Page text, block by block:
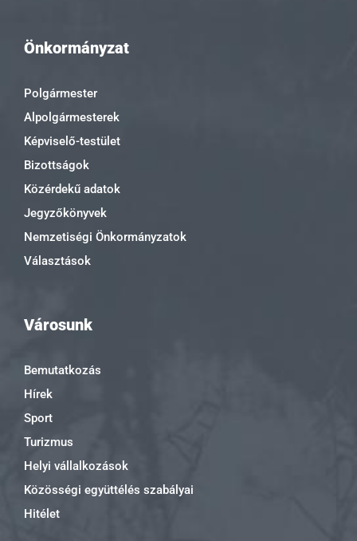
Önkormányzat
Polgármester
Alpolgármesterek
Képviselő-testület
Bizottságok
Közérdekű adatok
Jegyzőkönyvek
Nemzetiségi Önkormányzatok
Választások
Városunk
Bemutatkozás
Hírek
Sport
Turizmus
Helyi vállalkozások
Közösségi együttélés szabályai
Hitélet